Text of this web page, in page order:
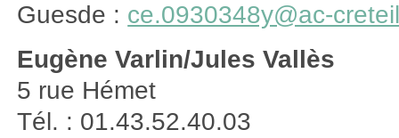
Guesde : ce.0930348y@ac-
Eugène Varlin/Jules Vallès
5 rue Hémet
Tél. : 01.43.52.40.03